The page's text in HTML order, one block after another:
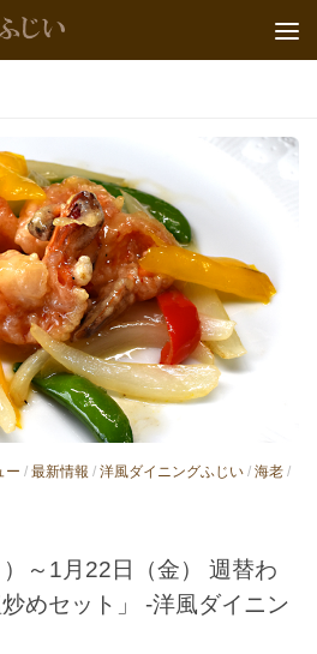
ー / 最新情報 / 洋風ダイニングふじい / 海老 /
～1月22日（金） 週替わ
めセット」 -洋風ダイニン